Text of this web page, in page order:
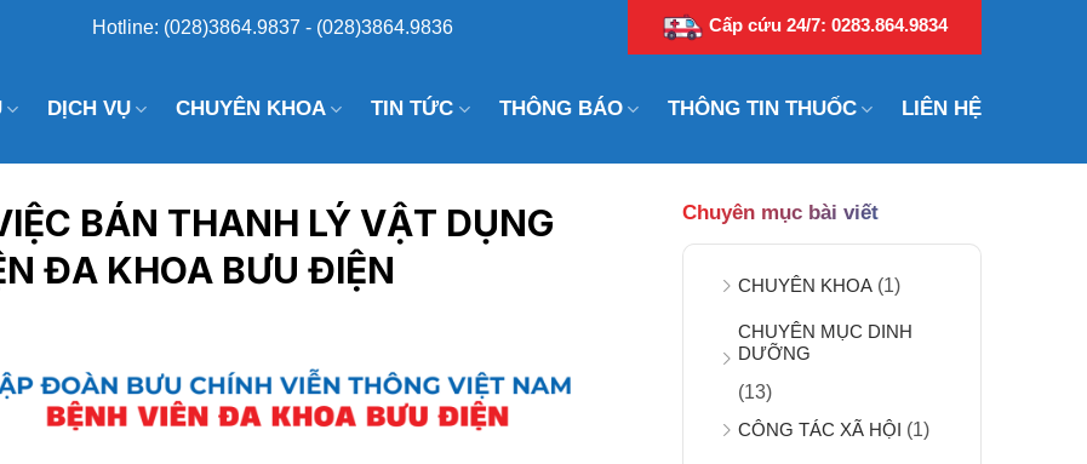
Hotline: (028)3864.9837 - (028)3864.9836 Cấp cứu 24/7: 0283.864.9834
DỊCH VỤ CHUYÊN KHOA TIN TỨC THÔNG BÁO THÔNG TIN THUỐC LIÊN HỆ
BÁN THANH LÝ VẬT DỤNG
ĐA KHOA BƯU ĐIỆN
Chuyên mục bài viết
CHUYÊN KHOA(1)
CHUYÊN MỤC DINH
DƯỠNG
(13)
CÔNG TÁC XÃ HỘI (1)